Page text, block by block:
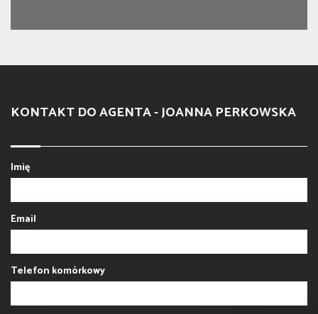
KONTAKT DO AGENTA - JOANNA PERKOWSKA
Imię
Email
Telefon komórkowy